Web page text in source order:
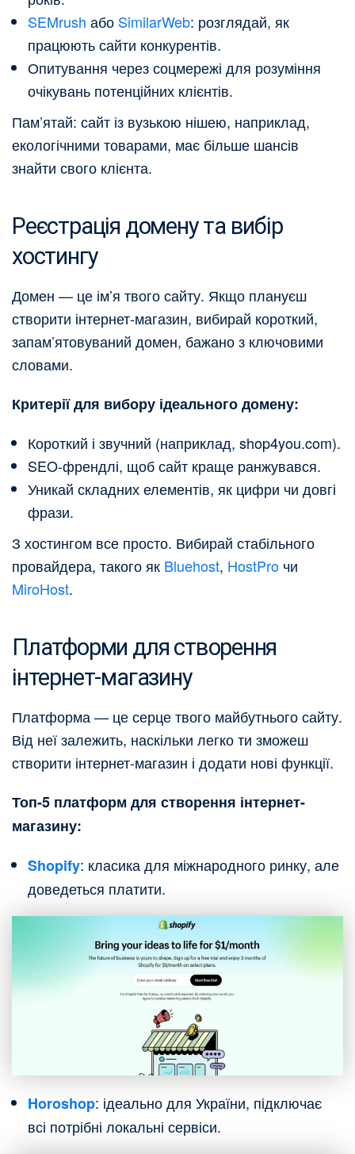
SEMrush або SimilarWeb: розглядай, як
працюють сайти конкурентів.
Опитування через соцмережі для розуміння
очікувань потенційних клієнтів.
Пам’ятай: сайт із вузькою нішею, наприклад,
екологічними товарами, має більше шансів
знайти свого клієнта.
Реєстрація домену та вибір
хостингу
Домен — це ім’я твого сайту. Якщо плануєш
створити інтернет-магазин, вибирай короткий,
запам’ятовуваний домен, бажано з ключовими
словами.
Критерії для вибору ідеального домену:
Короткий і звучний (наприклад, shop4you.com).
SEO-френдлі, щоб сайт краще ранжувався.
Уникай складних елементів, як цифри чи довгі
фрази.
З хостингом все просто. Вибирай стабільного
провайдера, такого як Bluehost, HostPro чи
MiroHost.
Платформи для створення
інтернет-магазину
Платформа — це серце твого майбутнього сайту.
Від неї залежить, наскільки легко ти зможеш
створити інтернет-магазин і додати нові функції.
Топ-5 платформ для створення інтернет-
магазину:
Shopify: класика для міжнародного ринку, але
доведеться платити.
Horoshop: ідеально для України, підключає
всі потрібні локальні сервіси.